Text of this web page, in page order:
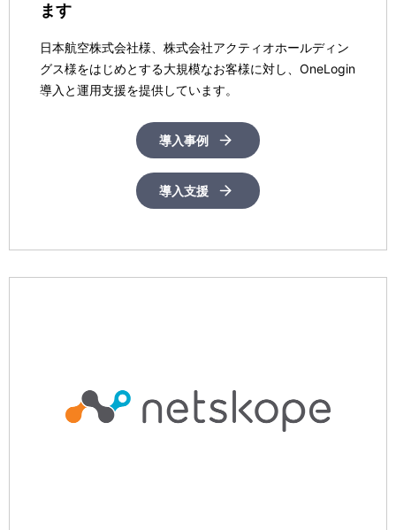
ます
日本航空株式会社様、株式会社アクティオホールディン
グス様をはじめとする大規模なお客様に対し、OneLogin
導入と運用支援を提供しています。
導入事例
導入支援